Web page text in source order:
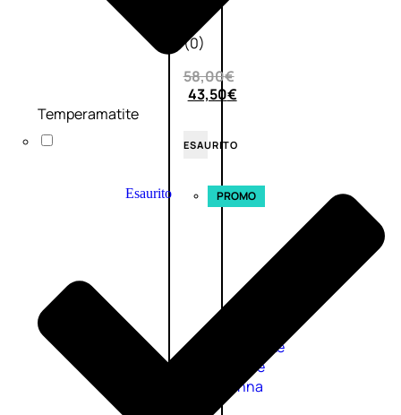
(0)
58,00€
43,50€
ESAURITO
Esaurito PROMO
Fragranze
Nature
Donna
Temperamatite